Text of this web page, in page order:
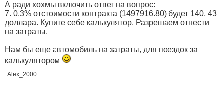
А ради хохмы включить ответ на вопрос:
7. 0.3% отстоимости контракта (1497916.80) будет 140, 43
доллара. Купите себе калькулятор. Разрешаем отнести
на затраты.
Нам бы еще автомобиль на затраты, для поездок за
калькулятором
Alex_2000